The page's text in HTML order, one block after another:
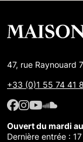
47, rue Raynouard
+33 (0)1 55 74 41
Facebook :
Ouvert du mardi
Dernière entrée :